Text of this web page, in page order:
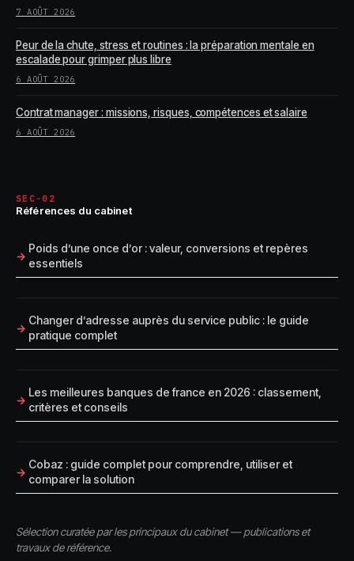
7 AOÛT 2026
Peur de la chute, stress et routines : la préparation mentale en
escalade pour grimper plus libre
6 AOÛT 2026
Contrat manager : missions, risques, compétences et salaire
6 AOÛT 2026
SEC-02
Références du cabinet
Poids d’une once d’or : valeur, conversions et repères
essentiels
Changer d’adresse auprès du service public : le guide
pratique complet
Les meilleures banques de france en 2026 : classement,
critères et conseils
Cobaz : guide complet pour comprendre, utiliser et
comparer la solution
Sélection curatée par les principaux du cabinet — publications et
travaux de référence.